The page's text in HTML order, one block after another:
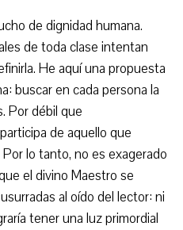
de dignidad humana.
de toda clase intentan
He aquí una propuesta
buscar en cada persona la
Por débil que
de aquello que
lo tanto, no es exagerado
el divino Maestro se
al oído del lector: ni
tener una luz primordial